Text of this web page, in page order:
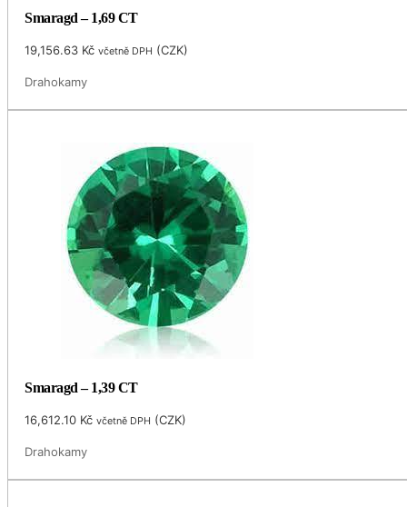
Smaragd – 1,69 CT
19,156.63 Kč včetně DPH (CZK)
Drahokamy
Smaragd – 1,39 CT
16,612.10 Kč včetně DPH (CZK)
Drahokamy